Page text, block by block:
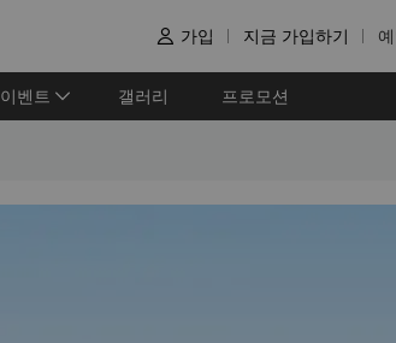
 가입 지금 가입하기
이벤트 갤러리 프로모션